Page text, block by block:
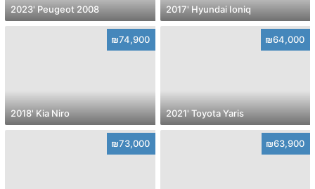
2023' Peugeot 2008 2017' Hyundai Ioniq
₪74,900
2018' Kia Niro
₪64,000
2021' Toyota Yaris
₪73,000 ₪63,900